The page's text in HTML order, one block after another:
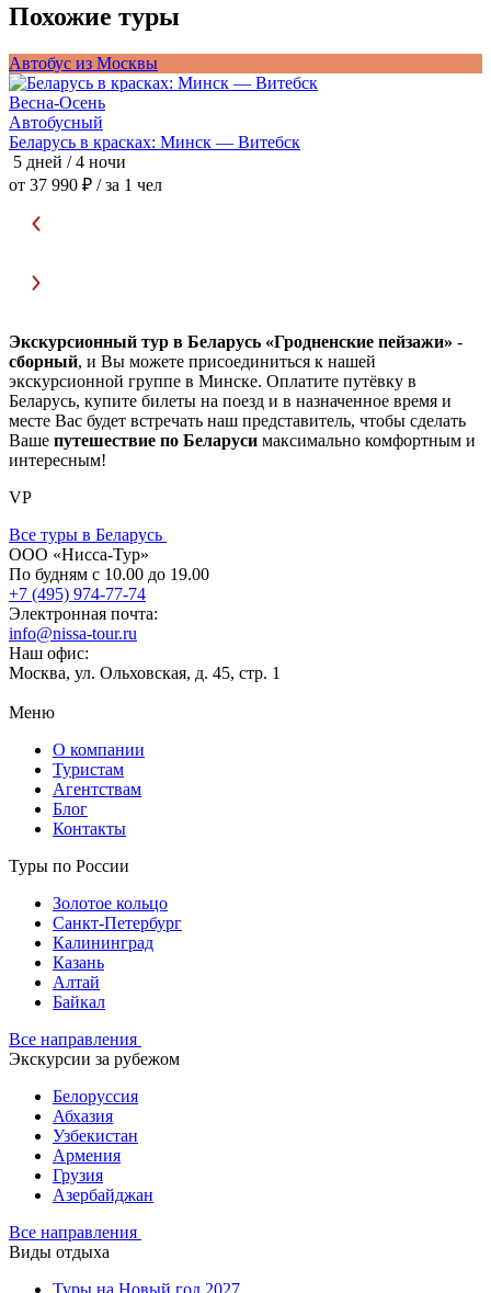
Похожие туры
Автобус из Москвы
Весна-Осень
Автобусный
Беларусь в красках: Минск — Витебск
5 дней / 4 ночи
от 37 990 ₽ / за 1 чел
Экскурсионный тур в Беларусь «Гродненские пейзажи» -
сборный, и Вы можете присоединиться к нашей
экскурсионной группе в Минске. Оплатите путёвку в
Беларусь, купите билеты на поезд и в назначенное время и
месте Вас будет встречать наш представитель, чтобы сделать
Ваше путешествие по Беларуси максимально комфортным и
интересным!
VP
Все туры в Беларусь
ООО «Нисса-Тур»
По будням с 10.00 до 19.00
+7 (495) 974-77-74
Электронная почта:
info@nissa-tour.ru
Наш офис:
Москва, ул. Ольховская, д. 45, стр. 1
Меню
О компании
Туристам
Агентствам
Блог
Контакты
Туры по России
Золотое кольцо
Санкт-Петербург
Калининград
Казань
Алтай
Байкал
Все направления
Экскурсии за рубежом
Белоруссия
Абхазия
Узбекистан
Армения
Грузия
Азербайджан
Все направления
Виды отдыха
Туры на Новый год 2027